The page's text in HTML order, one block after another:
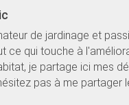
de jardinage et
ce qui touche à
je partage ici mes
pas à me partager